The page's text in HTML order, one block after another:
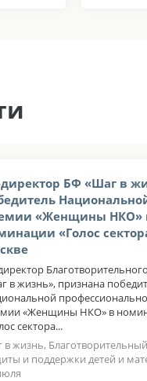
директор БФ «Шаг в
«Женщины НКО»
«Голос
в жизнь», признана
«Женщины НКО» в
сектора...
в жизнь,
и поддержки детей и